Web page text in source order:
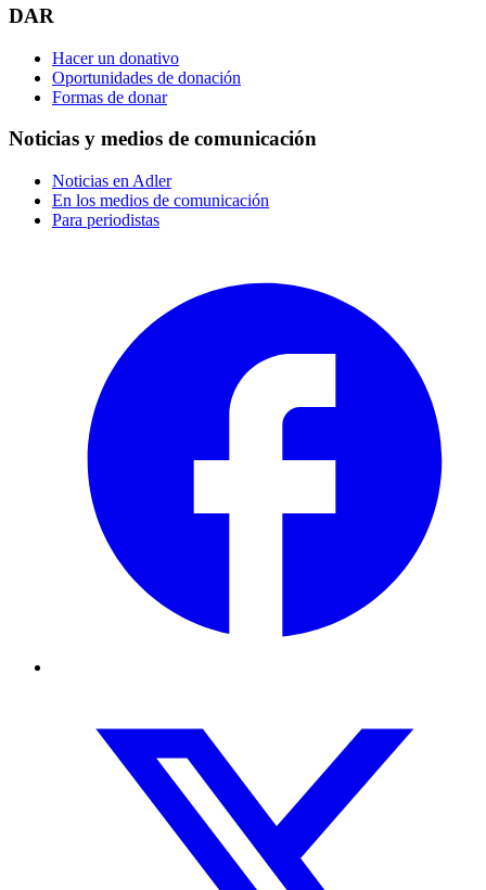
DAR
Hacer un donativo
Oportunidades de donación
Formas de donar
Noticias y medios de comunicación
Noticias en Adler
En los medios de comunicación
Para periodistas